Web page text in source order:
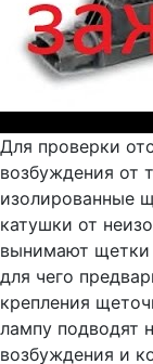
Для проверки
возбуждения от
изолированные
катушки от
вынимают щетки
для чего
крепления
лампу подводят
возбуждения и